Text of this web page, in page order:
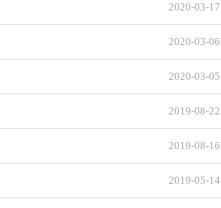
2020-03-17
2020-03-06
2020-03-05
2019-08-22
2019-08-16
2019-05-14